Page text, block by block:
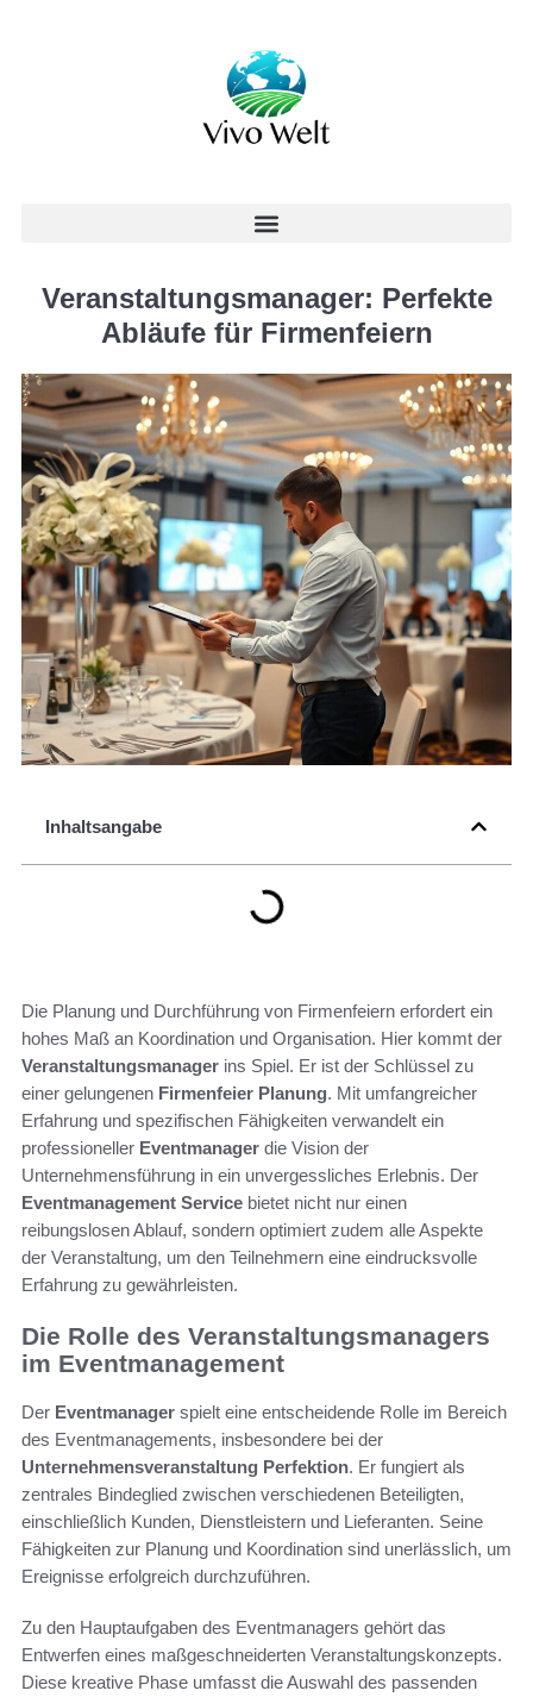
Veranstaltungsmanager: Perfekte
Abläufe für Firmenfeiern
Inhaltsangabe
Die Planung und Durchführung von Firmenfeiern erfordert ein
hohes Maß an Koordination und Organisation. Hier kommt der
Veranstaltungsmanager ins Spiel. Er ist der Schlüssel zu
einer gelungenen Firmenfeier Planung. Mit umfangreicher
Erfahrung und spezifischen Fähigkeiten verwandelt ein
professioneller Eventmanager die Vision der
Unternehmensführung in ein unvergessliches Erlebnis. Der
Eventmanagement Service bietet nicht nur einen
reibungslosen Ablauf, sondern optimiert zudem alle Aspekte
der Veranstaltung, um den Teilnehmern eine eindrucksvolle
Erfahrung zu gewährleisten.
Die Rolle des Veranstaltungsmanagers
im Eventmanagement
Der Eventmanager spielt eine entscheidende Rolle im Bereich
des Eventmanagements, insbesondere bei der
Unternehmensveranstaltung Perfektion. Er fungiert als
zentrales Bindeglied zwischen verschiedenen Beteiligten,
einschließlich Kunden, Dienstleistern und Lieferanten. Seine
Fähigkeiten zur Planung und Koordination sind unerlässlich, um
Ereignisse erfolgreich durchzuführen.
Zu den Hauptaufgaben des Eventmanagers gehört das
Entwerfen eines maßgeschneiderten Veranstaltungskonzepts.
Diese kreative Phase umfasst die Auswahl des passenden